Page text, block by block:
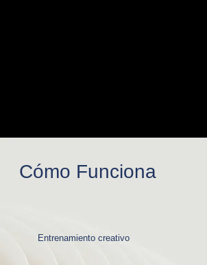
Cómo Funciona
Entrenamiento creativo